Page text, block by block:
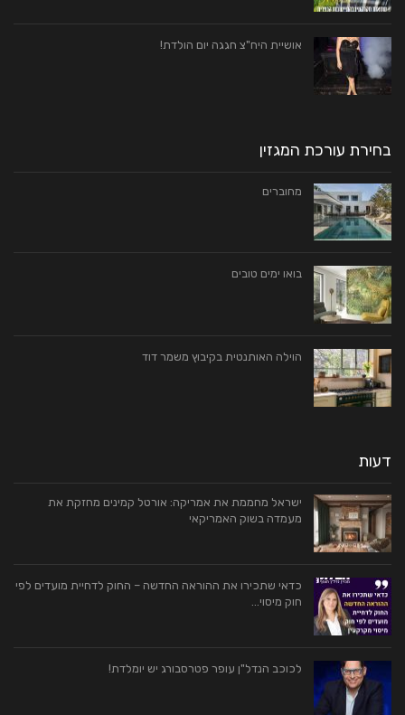
אושיית היח"צ חגגה יום הולדת!
בחירת עורכת המגזין
מחוברים
בואו ימים טובים
הוילה האותנטית בקיבוץ משמר דוד
דעות
ישראל מחממת את אמריקה: אורטל קמינים מחזקת את
מעמדה בשוק האמריקאי
כדאי שתכירו את ההוראה החדשה – החוק לדחיית מועדים לפי
חוק מיסוי…
לכוכב הנדל"ן עופר פטרסבורג יש יומלדת!